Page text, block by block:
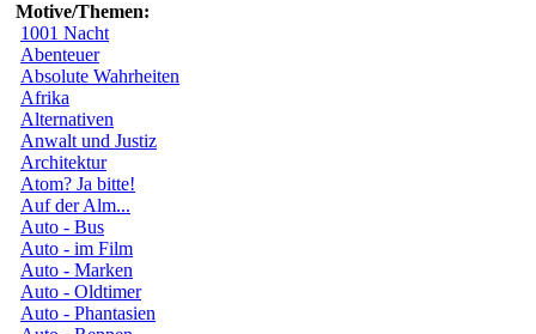
Motive/Themen:
1001 Nacht
Abenteuer
Absolute Wahrheiten
Afrika
Alternativen
Anwalt und Justiz
Architektur
Atom? Ja bitte!
Auf der Alm...
Auto - Bus
Auto - im Film
Auto - Marken
Auto - Oldtimer
Auto - Phantasien